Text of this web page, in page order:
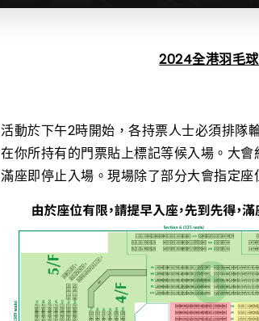
2024全港羽毛
活動於下午2時開始，各持票人士必須排隊
在你所持有的門票貼上標記等候入場。大
滿座即停止入場。現場除了部分大會指定